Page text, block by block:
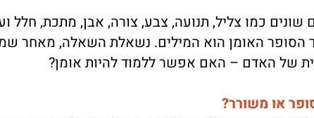
כמו צליל, תנועה, צבע, צורה, אבן, מתכת, חלל
הסופר האומן הוא המילים. נשאלת השאלה, מאחר
של האדם – האם אפשר ללמוד להיות אומן?
או משורר?